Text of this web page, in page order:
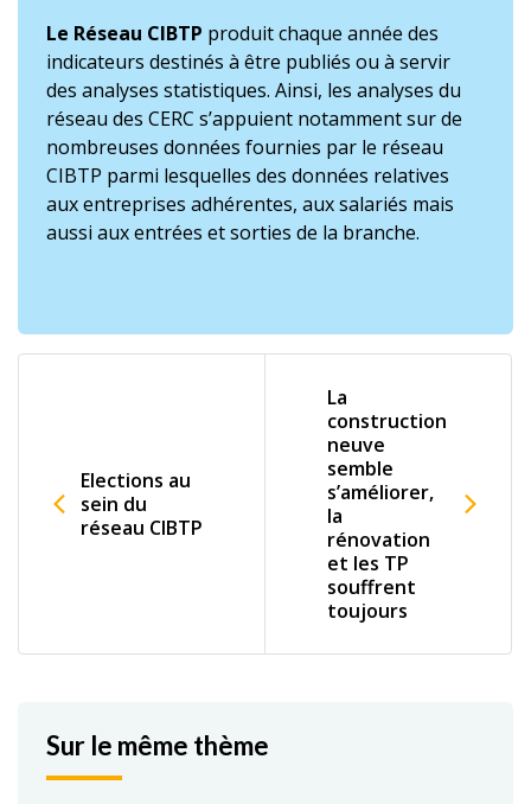
Le Réseau CIBTP produit chaque année des
indicateurs destinés à être publiés ou à servir
des analyses statistiques. Ainsi, les analyses du
réseau des CERC s’appuient notamment sur de
nombreuses données fournies par le réseau
CIBTP parmi lesquelles des données relatives
aux entreprises adhérentes, aux salariés mais
aussi aux entrées et sorties de la branche.
Elections au
sein du
réseau CIBTP
La
construction
neuve
semble
s’améliorer,
la
rénovation
et les TP
souffrent
toujours
Sur le même thème